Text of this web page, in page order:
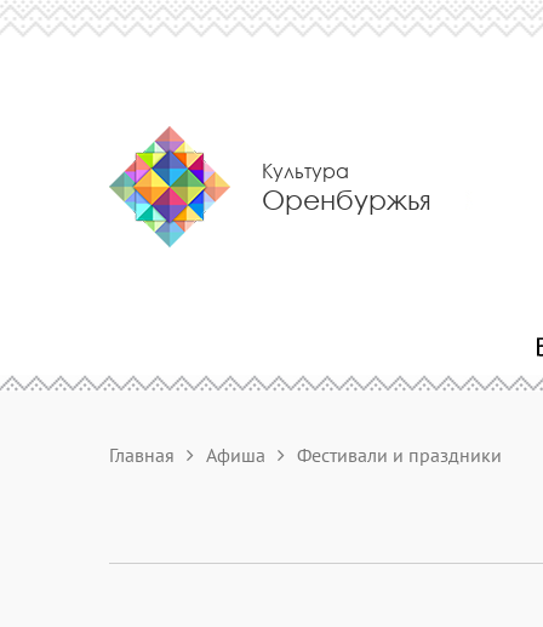
Культура
Оренбуржья
Главная Афиша Фестивали и праздники